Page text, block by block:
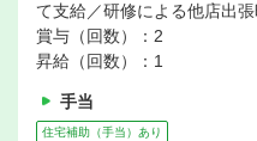
て支給／研修による他店出
賞与（回数）：2
昇給（回数）：1
手当
住宅補助（手当）あり